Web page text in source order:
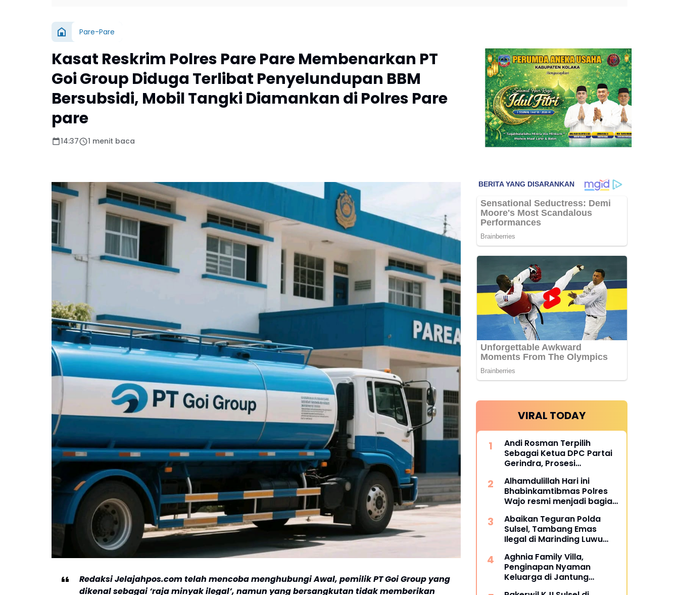
Pare-Pare
Kasat Reskrim Polres Pare Pare Membenarkan PT
Goi Group Diduga Terlibat Penyelundupan BBM
Bersubsidi, Mobil Tangki Diamankan di Polres Pare
pare
14:37 1 menit baca
Redaksi Jelajahpos.com telah mencoba menghubungi Awal, pemilik PT Goi Group yang
dikenal sebagai ‘raja minyak ilegal’, namun yang bersangkutan tidak memberikan
VIRAL TODAY
Andi Rosman Terpilih
Sebagai Ketua DPC Partai
Gerindra, Prosesi
Langsung Sufmi Dasco
Ahmad.
Alhamdulillah Hari ini
Bhabinkamtibmas Polres
Wajo resmi menjadi bagian
Lingkungan)
Abaikan Teguran Polda
Sulsel, Tambang Emas
Ilegal di Marinding Luwu
Hari Tiga Pelaku Terkesan
Kebah Hukum
Aghnia Family Villa,
Penginapan Nyaman
Keluarga di Jantung